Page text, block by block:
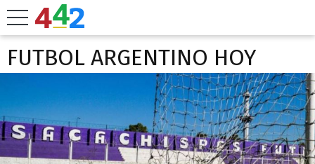
FUTBOL ARGENTINO HOY